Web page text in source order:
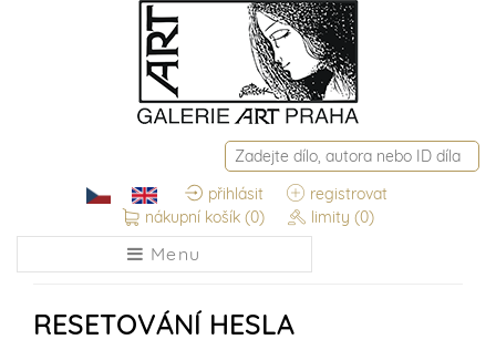
přihlásit
registrovat
nákupní košík (0) limity (0)
Menu
RESETOVÁNÍ HESLA